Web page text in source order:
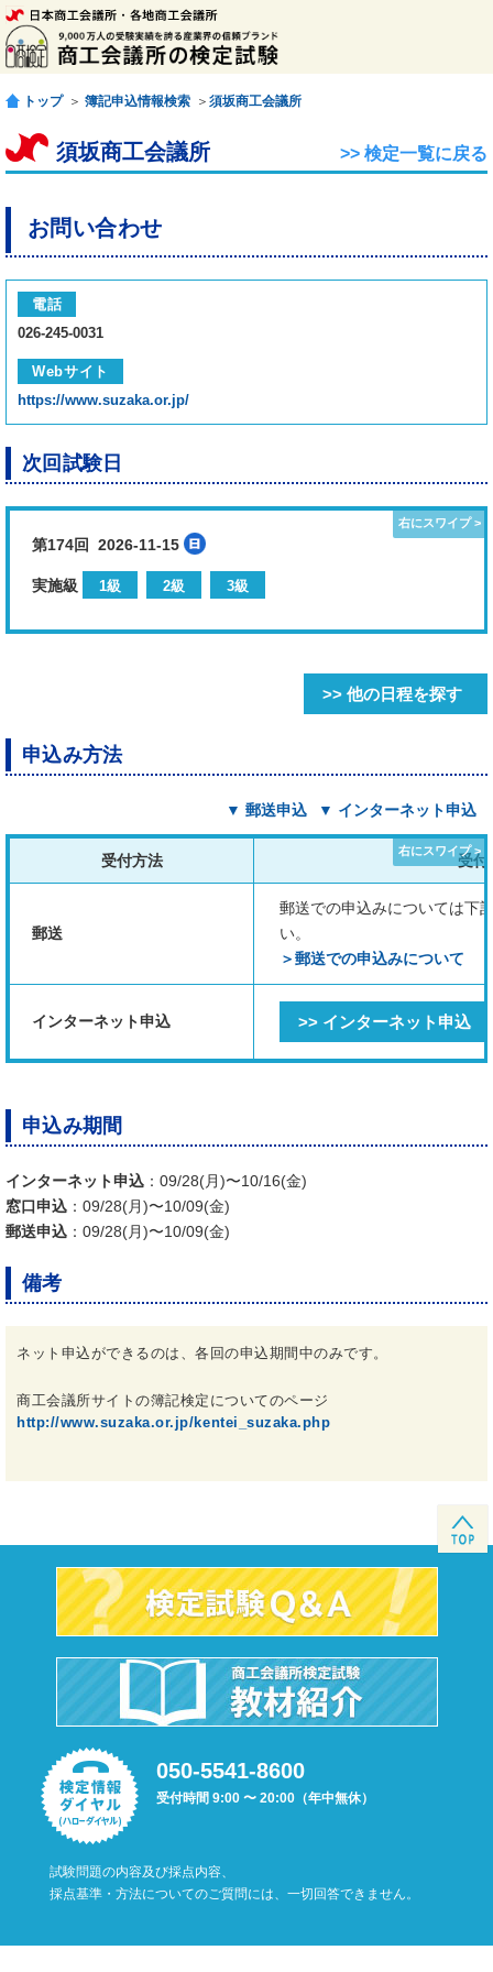
トップ ＞ 簿記申込情報検索 ＞ 須坂商工会議所
>> 検定一覧に戻る
須坂商工会議所
お問い合わせ
電話
026-245-0031
Webサイト
https://www.suzaka.or.jp/
次回試験日
第174回 2026-11-15
実施級 1級 2級 3級
>> 他の日程を探す
申込み方法
▼ 郵送申込 ▼ インターネット申込
受付方法 受付
郵送
郵送での申込みについては下
い。
＞郵送での申込みについて
インターネット申込 >> インターネット申込
申込み期間
インターネット申込 ：09/28(月)〜10/16(金)
窓口申込 ：09/28(月)〜10/09(金)
郵送申込 ：09/28(月)〜10/09(金)
備考
ネット申込ができるのは、各回の申込期間中のみです。
商工会議所サイトの簿記検定についてのページ
http://www.suzaka.or.jp/kentei_suzaka.php
050-5541-8600
受付時間 9:00 〜 20:00（年中無休）
試験問題の内容及び採点内容、
採点基準・方法についてのご質問には、一切回答できません。